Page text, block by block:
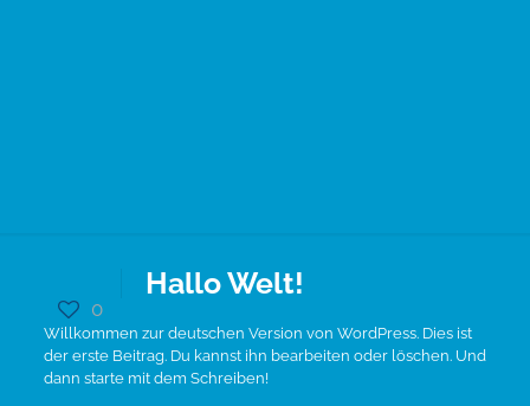
0
Hallo Welt!
Willkommen zur deutschen Version von WordPress. Dies ist
der erste Beitrag. Du kannst ihn bearbeiten oder löschen. Und
dann starte mit dem Schreiben!